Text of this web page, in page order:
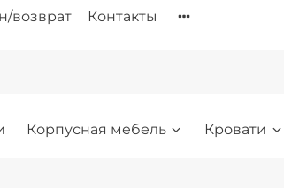
возврат Контакты
Корпусная мебель Кровати